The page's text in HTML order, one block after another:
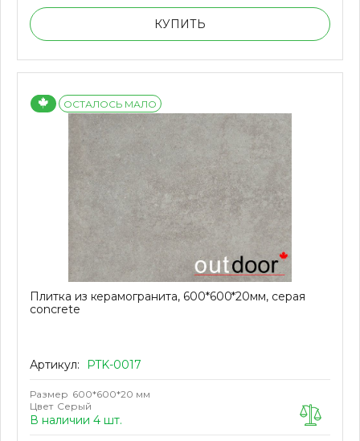
КУПИТЬ
ОСТАЛОСЬ МАЛО
Плитка из керамогранита, 600*600*20мм, серая
concrete
Артикул: PTK-0017
Размер 600*600*20 мм
Цвет Серый
В наличии 4 шт.